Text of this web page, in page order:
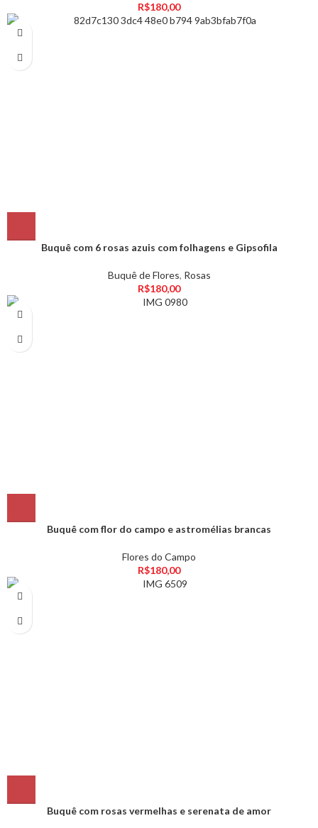
R$180,00
Buquê com 6 rosas azuis com folhagens e Gipsofila
Buquê de Flores, Rosas
R$180,00
Buquê com flor do campo e astromélias brancas
Flores do Campo
R$180,00
Buquê com rosas vermelhas e serenata de amor